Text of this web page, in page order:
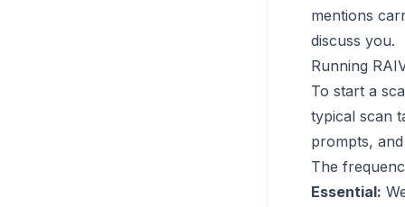
mentions
discuss you.
Running
To start a
typical scan
prompts,
The
Essential: